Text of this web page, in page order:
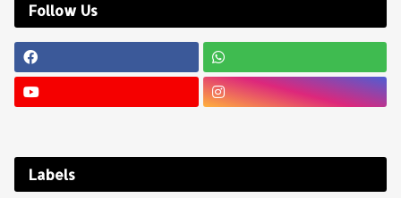
Follow Us
Labels